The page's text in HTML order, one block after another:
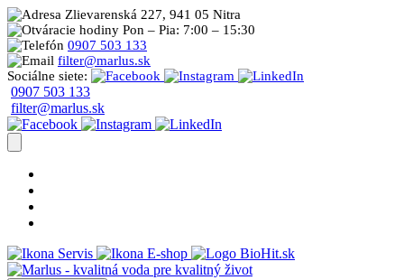
Zlievarenská 227, 941 05 Nitra
Pon – Pia: 7:00 – 15:30
0907 503 133
filter@marlus.sk
Sociálne siete:
0907 503 133
filter@marlus.sk
Servis E-shop